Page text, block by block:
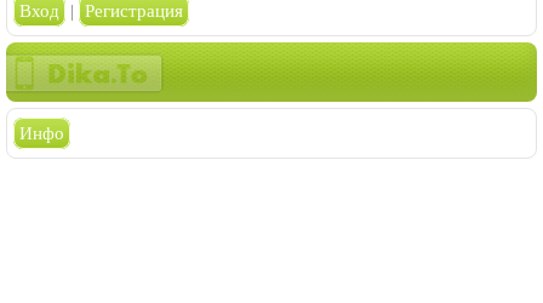
Вход | Регистрация
Инфо